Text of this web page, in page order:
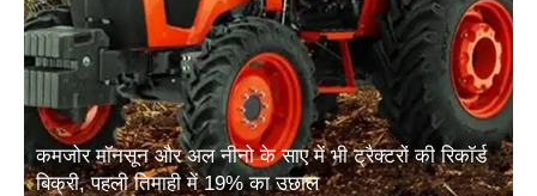
कमजोर मॉनसून और अल नीनो के साए में भी ट्रैक्टरों की रिकॉर्ड
बिक्री, पहली तिमाही में 19% का उछाल